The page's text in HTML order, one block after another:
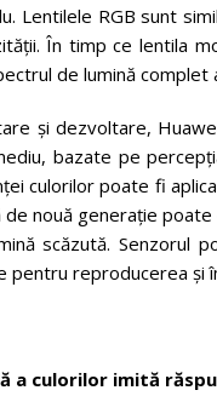
Lentilele RGB sunt
În timp ce lentila
de lumină complet
și dezvoltare,
bazate pe
culorilor poate fi
de nouă generație
scăzută. Senzorul
pentru reproducerea și
a culorilor imită